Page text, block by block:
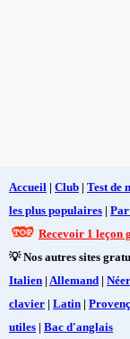
Accueil | Club | Test de
les plus populaires |
Recevoir 1 leçon
💡 Nos autres sites
Italien | Allemand |
clavier | Latin |
utiles | Bac d'anglais